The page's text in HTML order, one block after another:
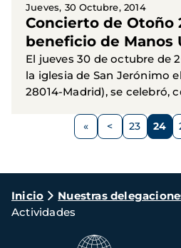
Jueves, 30 Octubre, 2014
Concierto de Otoño
beneficio de Manos
El jueves 30 de octubre de
la iglesia de San Jerónimo
28014-Madrid), se celebró,
Unidas con...
Paginación
Página
< Página
23 24
Ruta
de
navegación
Inicio Nuestras
Actividades